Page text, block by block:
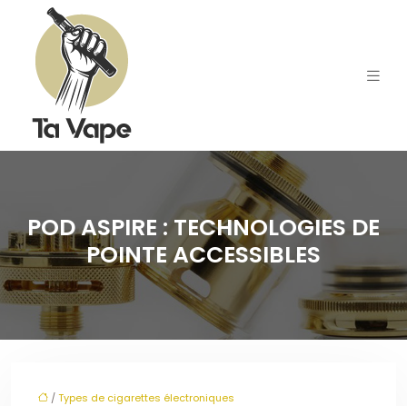
POD ASPIRE : TECHNOLOGIES DE
POINTE ACCESSIBLES
/Types de cigarettes électroniques